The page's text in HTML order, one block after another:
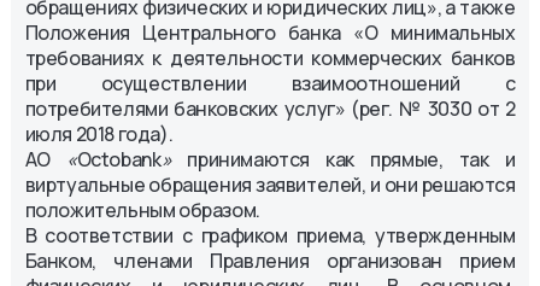
обращениях физических и юридических лиц», а также
Положения Центрального банка «О минимальных
требованиях к деятельности коммерческих банков
при осуществлении взаимоотношений с
потребителями банковских услуг» (рег. № 3030 от 2
июля 2018 года).
АО «Octobank» принимаются как прямые, так и
виртуальные обращения заявителей, и они решаются
положительным образом.
В соответствии с графиком приема, утвержденным
Банком, членами Правления организован прием